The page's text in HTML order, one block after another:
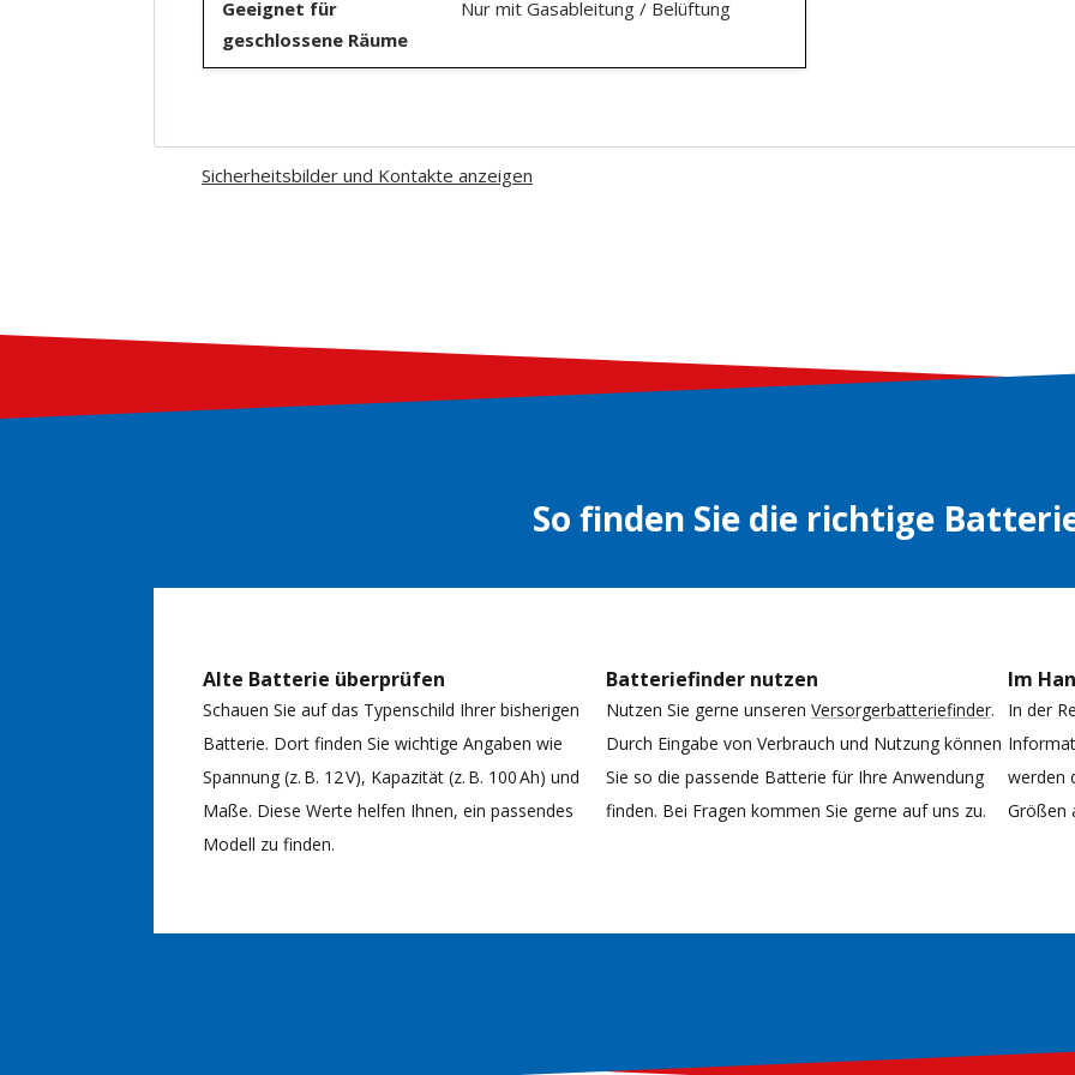
Geeignet für
geschlossene Räume
Nur mit Gasableitung / Belüftung
Sicherheitsbilder und Kontakte anzeigen
So finden Sie die richtige
Alte Batterie überprüfen
Schauen Sie auf das Typenschild Ihrer bisherigen
Batterie. Dort finden Sie wichtige Angaben wie
Spannung (z. B. 12 V), Kapazität (z. B. 100 Ah) und
Maße. Diese Werte helfen Ihnen, ein passendes
Modell zu finden.
Batteriefinder nutzen
Nutzen Sie gerne unseren Versorgerbatteriefinder.
Durch Eingabe von Verbrauch und Nutzung können
Sie so die passende Batterie für Ihre Anwendung
finden. Bei Fragen kommen Sie gerne auf uns zu.
Im
In der
werden
Größen